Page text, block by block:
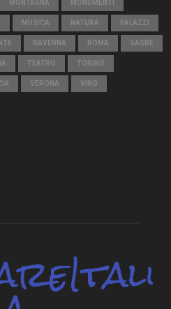
MONTAGNA MONUMENTI
MUSICA NATURA PALAZZI
RAVENNA ROMA SAGRE
TEATRO TORINO
VERONA VINO